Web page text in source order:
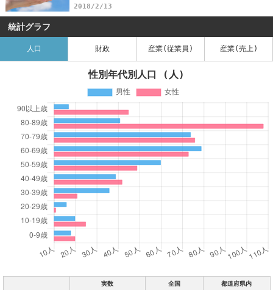
2018/2/13
統計グラフ
人口 財政 産業(従業員) 産業(売上)
性別年代別人口 (人)
実数 全国 都道府県内